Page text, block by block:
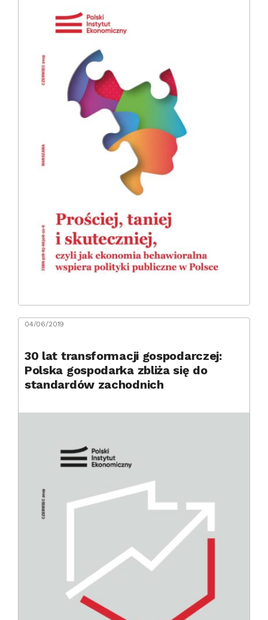
04/06/2019
30 lat transformacji gospodarczej:
Polska gospodarka zbliża się do
standardów zachodnich